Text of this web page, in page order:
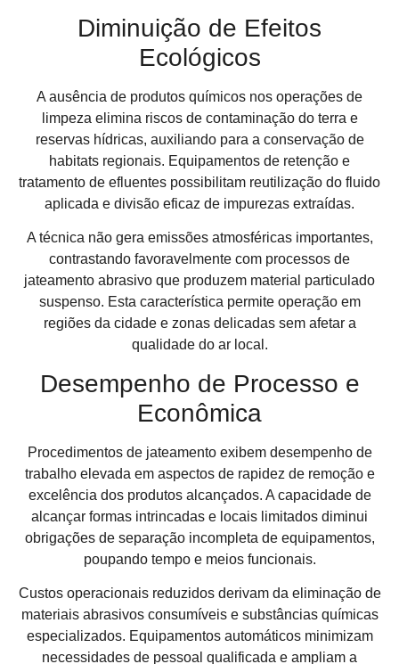
Diminuição de Efeitos
Ecológicos
A ausência de produtos químicos nos operações de
limpeza elimina riscos de contaminação do terra e
reservas hídricas, auxiliando para a conservação de
habitats regionais. Equipamentos de retenção e
tratamento de efluentes possibilitam reutilização do fluido
aplicada e divisão eficaz de impurezas extraídas.
A técnica não gera emissões atmosféricas importantes,
contrastando favoravelmente com processos de
jateamento abrasivo que produzem material particulado
suspenso. Esta característica permite operação em
regiões da cidade e zonas delicadas sem afetar a
qualidade do ar local.
Desempenho de Processo e
Econômica
Procedimentos de jateamento exibem desempenho de
trabalho elevada em aspectos de rapidez de remoção e
excelência dos produtos alcançados. A capacidade de
alcançar formas intrincadas e locais limitados diminui
obrigações de separação incompleta de equipamentos,
poupando tempo e meios funcionais.
Custos operacionais reduzidos derivam da eliminação de
materiais abrasivos consumíveis e substâncias químicas
especializados. Equipamentos automáticos minimizam
necessidades de pessoal qualificada e ampliam a